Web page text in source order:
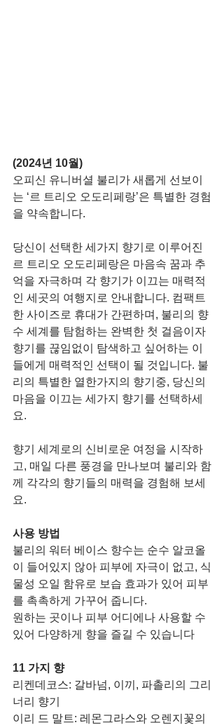
(2024년 10월)
오피신 유니버셜 불리가 새롭게 선보이
는 ‘르 트리오 오도리페랑’은 특별한 경험
을 약속합니다.
당신이 선택한 세가지 향기로 이루어진
르 트리오 오도리페랑은 마음속 꿈과 추
억을 자극하며 각 향기가 이끄는 매력적
인 세곳의 여행지로 안내합니다. 컴팩트
한 사이즈로 휴대가 간편하며, 불리의 향
수 세계를 탐험하는 완벽한 첫 걸음이자
향기를 끊임없이 탐색하고 싶어하는 이
들에게 매력적인 선택이 될 것입니다. 불
리의 특별한 열한가지의 향기중, 당신의
마음을 이끄는 세가지 향기를 선택하세
요.
향기 세계로의 신비로운 여정을 시작하
고, 매일 다른 풍경을 만나보며 불리와 함
께 각각의 향기들의 매력을 경험해 보세
요.
사용 방법
불리의 워터 베이스 향수는 순수 알코올
이 들어있지 않아 피부에 자극이 없고, 식
물성 오일 함유로 보습 효과가 있어 피부
를 촉촉하게 가꾸어 줍니다.
원하는 곳이나 피부 어디에나 사용할 수
있어 다양하게 향을 즐길 수 있습니다
11 가지 향
리켄데코스: 갈바넘, 이끼, 파촐리의 그리
너리 향기
이리 드 말트: 레몬그라스와 오렌지꽃의